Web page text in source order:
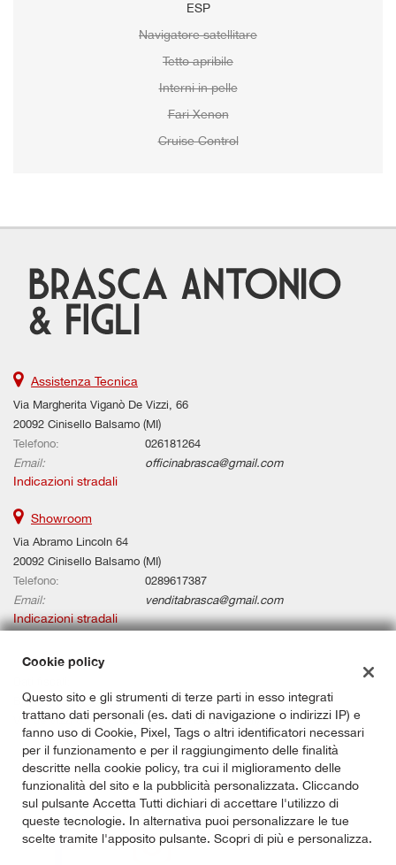
ESP
Navigatore satellitare
Tetto apribile
Interni in pelle
Fari Xenon
Cruise Control
Assistenza Tecnica
Via Margherita Viganò De Vizzi, 66
20092 Cinisello Balsamo (MI)
Telefono:
026181264
Email:
officinabrasca@gmail.com
Indicazioni stradali
Showroom
Via Abramo Lincoln 64
20092 Cinisello Balsamo (MI)
Telefono:
0289617387
Email:
venditabrasca@gmail.com
Indicazioni stradali
BRASCA AUTOMOBILI SRL
Via de Vizzi 0066, 20092, Cinisello Balsamo (MI)
C.F/P.IVA:00887910966
Registro delle imprese:MI
Cookie policy
Questo sito e gli strumenti di terze parti in esso integrati
trattano dati personali (es. dati di navigazione o indirizzi IP) e
fanno uso di Cookie, Pixel, Tags o altri identificatori necessari
per il funzionamento e per il raggiungimento delle finalità
descritte nella cookie policy, tra cui il miglioramento delle
funzionalità del sito e la pubblicità personalizzata. Cliccando
sul pulsante Accetta Tutti dichiari di accettare l'utilizzo di
queste tecnologie. In alternativa puoi personalizzare le tue
scelte tramite l'apposito pulsante. Scopri di più e personalizza.